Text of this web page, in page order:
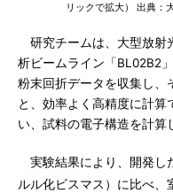
リックで拡大） 出典：
研究チームは、大型放射
析ビームライン「BL02B2
粉末回折データを収集し、
と、効率よく高精度に計算
い、試料の電子構造を計算
実験結果により、開発し
ルル化ビスマス）に比べ、